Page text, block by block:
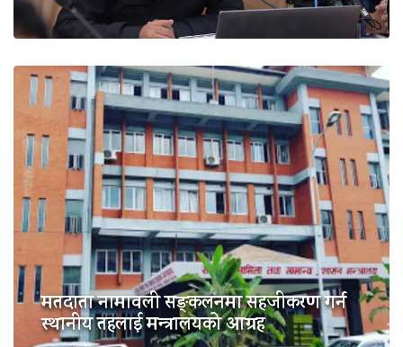
मतदाता नामावली सङ्कलनमा सहजीकरण गर्न
स्थानीय तहलाई मन्त्रालयको आग्रह